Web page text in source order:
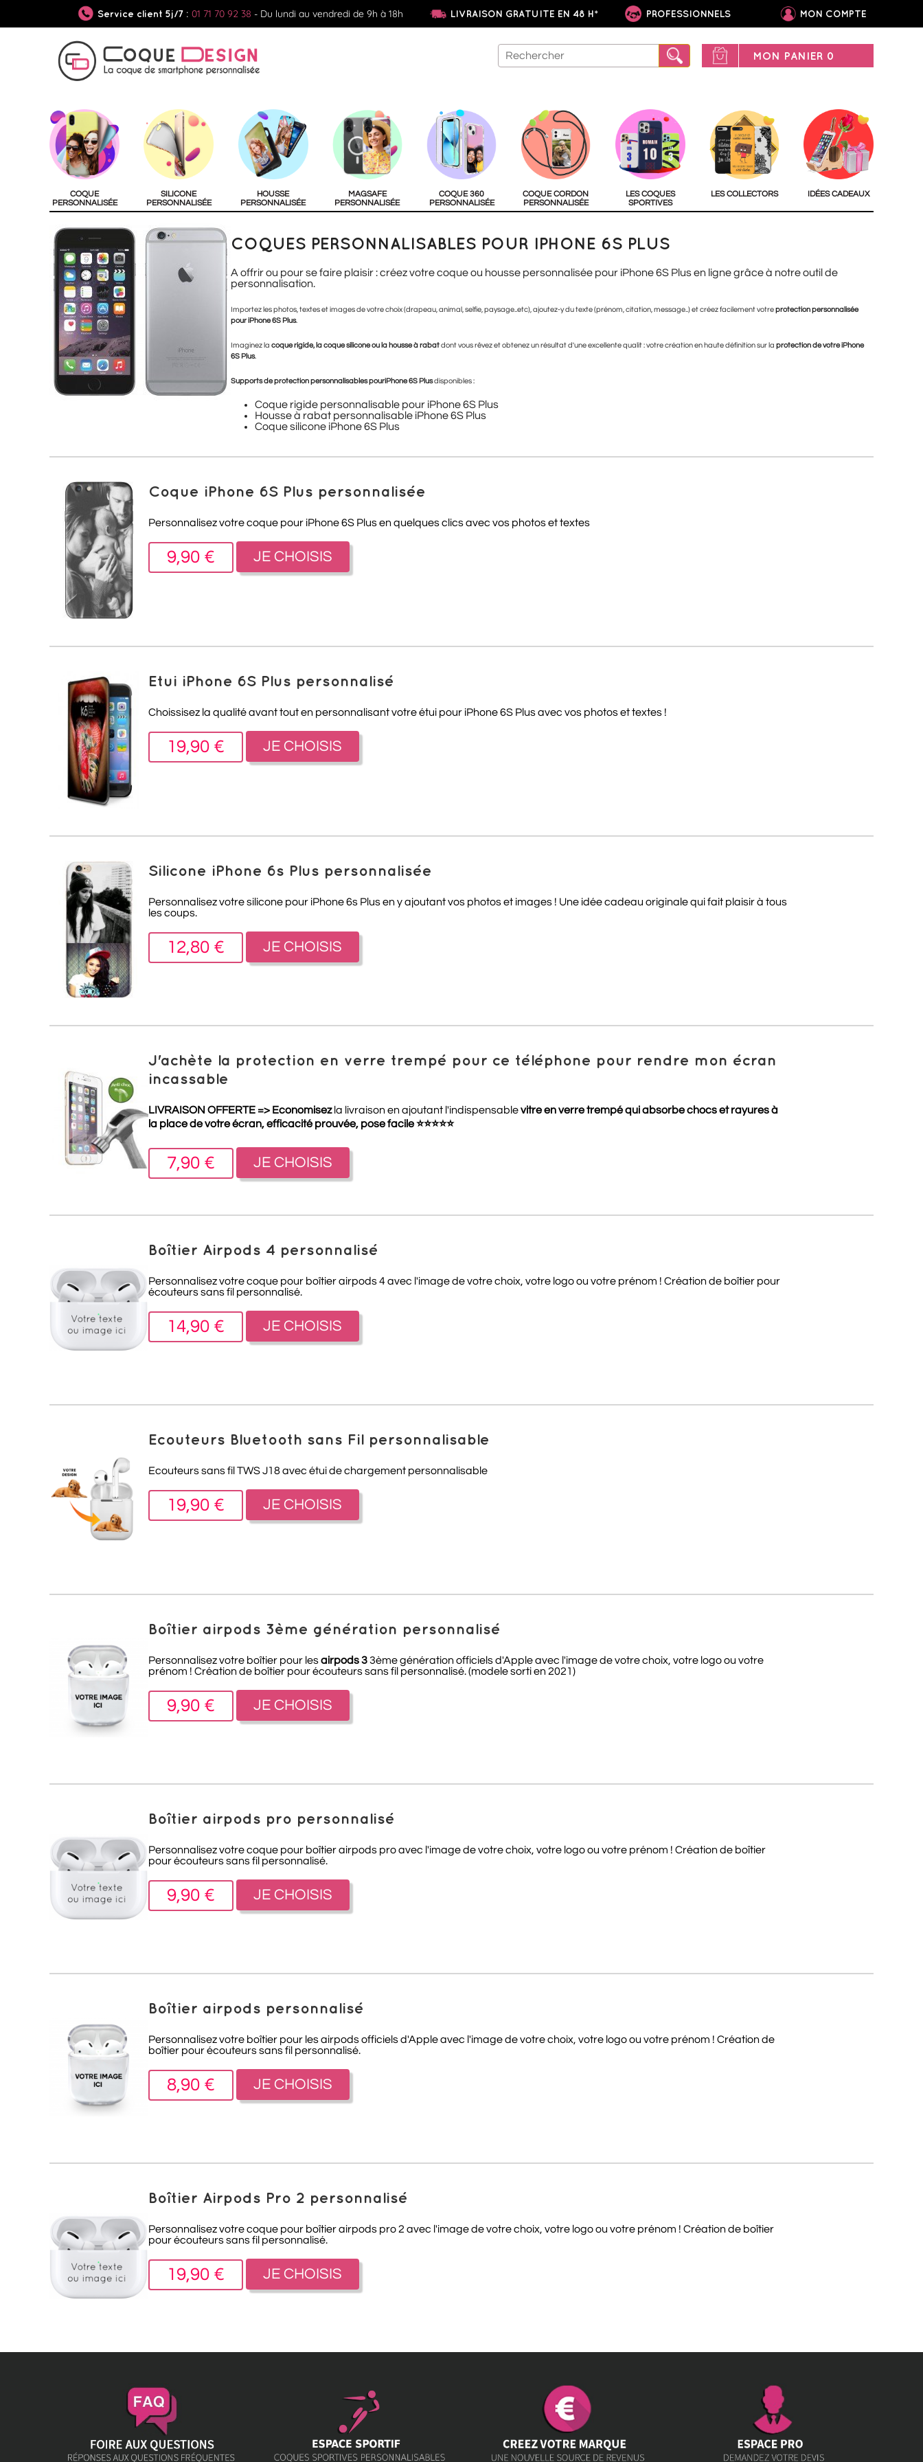
Service client 5j/7 : 01 71 70 92 38 - Du lundi au vendredi de 9h à 18h LIVRAISON GRATUITE EN 48 H* PROFESSIONNELS MON COMPTE
MON PANIER 0
COQUE
PERSONNALISÉE
SILICONE
PERSONNALISÉE
HOUSSE
PERSONNALISÉE
MAGSAFE
PERSONNALISÉE
COQUE 360
PERSONNALISÉE
COQUE CORDON
PERSONNALISÉE
LES COQUES
SPORTIVES
LES COLLECTORS IDÉES CADEAUX
COQUES PERSONNALISABLES POUR IPHONE 6S PLUS
A offrir ou pour se faire plaisir : créez votre coque ou housse personnalisée pour iPhone 6S Plus en ligne grâce à notre outil de
personnalisation.
Importez les photos, textes et images de votre choix (drapeau, animal, selfie, paysage..etc), ajoutez-y du texte (prénom, citation, message..) et créez facilement votreprotection personnalisée
pour iPhone 6S Plus.
Imaginez la coque rigide, la coque silicone ou la housse à rabatdont vous rêvez et obtenez un résultat d'une excellente qualit : votre création en haute définition sur la protection de votre iPhone
6S Plus.
Supports de protection personnalisables pouriPhone 6S Plusdisponibles :
Coque rigide personnalisable pour iPhone 6S Plus
Housse à rabat personnalisable iPhone 6S Plus
Coque silicone iPhone 6S Plus
Coque iPhone 6S Plus personnalisée
Personnalisez votre coque pour iPhone 6S Plus en quelques clics avec vos photos et textes
9,90 € JE CHOISIS
Etui iPhone 6S Plus personnalisé
Choissisez la qualité avant tout en personnalisant votre étui pour iPhone 6S Plus avec vos photos et textes !
19,90 € JE CHOISIS
Silicone iPhone 6s Plus personnalisée
Personnalisez votre silicone pour iPhone 6s Plus en y ajoutant vos photos et images ! Une idée cadeau originale qui fait plaisir à tous
les coups.
12,80 € JE CHOISIS
J'achète la protection en verre trempé pour ce téléphone pour rendre mon écran
incassable
LIVRAISON OFFERTE => Economisezla livraison en ajoutant l'indispensablevitre en verre trempé qui absorbe chocs et rayures à
la place de votre écran, efficacité prouvée, pose facile⭐⭐⭐⭐⭐
7,90 € JE CHOISIS
Boîtier Airpods 4 personnalisé
Personnalisez votre coque pour boîtier airpods 4 avec l'image de votre choix, votre logo ou votre prénom ! Création de boîtier pour
écouteurs sans fil personnalisé.
14,90 € JE CHOISIS
Ecouteurs Bluetooth sans Fil personnalisable
Ecouteurs sans fil TWSJ18 avec étui de chargement personnalisable
19,90 € JE CHOISIS
Boîtier airpods 3ème génération personnalisé
Personnalisez votre boîtier pour lesairpods 33ème génération officiels d'Apple avec l'image de votre choix, votre logo ou votre
prénom ! Création de boîtier pour écouteurs sans fil personnalisé. (modele sorti en 2021)
9,90 € JE CHOISIS
Boîtier airpods pro personnalisé
Personnalisez votre coque pour boîtier airpods pro avec l'image de votre choix, votre logo ou votre prénom ! Création de boîtier
pour écouteurs sans fil personnalisé.
9,90 € JE CHOISIS
Boîtier airpods personnalisé
Personnalisez votre boîtier pour les airpods officiels d'Apple avec l'image de votre choix, votre logo ou votre prénom ! Création de
boîtier pour écouteurs sans fil personnalisé.
8,90 € JE CHOISIS
Boîtier Airpods Pro 2 personnalisé
Personnalisez votre coque pour boîtier airpods pro 2 avec l'image de votre choix, votre logo ou votre prénom ! Création de boîtier
pour écouteurs sans fil personnalisé.
19,90 € JE CHOISIS